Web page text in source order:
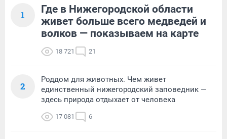
1
Где в Нижегородской области
живет больше всего медведей и
волков — показываем на карте
18 721 21
2
Роддом для животных. Чем живет
единственный нижегородский заповедник —
здесь природа отдыхает от человека
17 081 6